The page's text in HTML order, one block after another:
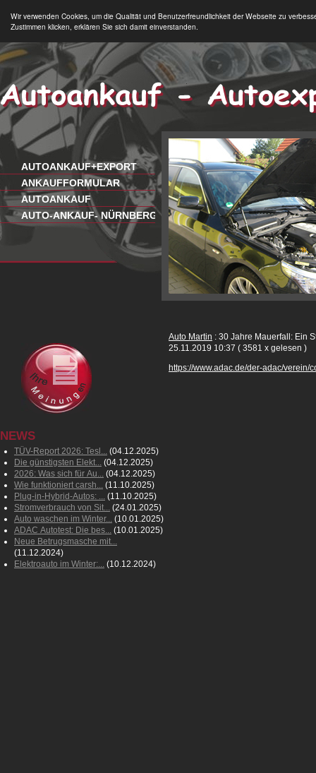
Wir verwenden Cookies, um die Qualität und Benutzerfreundlichkeit der Webseite zu
Zustimmen klicken, erklären Sie sich damit einverstanden.
AUTOANKAUF+EXPORT
ANKAUFFORMULAR
AUTOANKAUF
AUTO-ANKAUF- NÜRNBERG
NEWS
TÜV-Report 2026: Tesl... (04.12.2025)
Die günstigsten Elekt... (04.12.2025)
2026: Was sich für Au... (04.12.2025)
Wie funktioniert carsh... (11.10.2025)
Plug-in-Hybrid-Autos: ... (11.10.2025)
Stromverbrauch von Sit... (24.01.2025)
Auto waschen im Winter... (10.01.2025)
ADAC Autotest: Die bes... (10.01.2025)
Neue Betrugsmasche mit...
(11.12.2024)
Elektroauto im Winter:... (10.12.2024)
Auto Martin : 30 Jahre Mauerfall: Ein
25.11.2019 10:37 ( 3581 x gelesen )
https://www.adac.de/der-adac/